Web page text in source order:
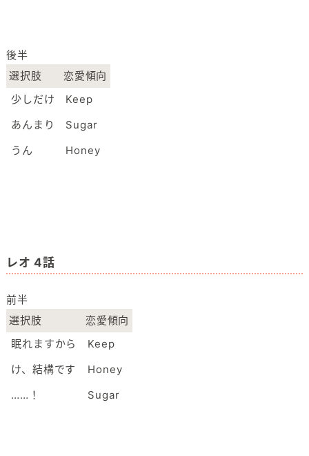
選択肢
恋愛傾向
少しだけ
Keep
あんまり
Sugar
うん
Honey
後半
レオ 4話
選択肢
恋愛傾向
眠れますから
Keep
け、結構です
Honey
……！
Sugar
前半